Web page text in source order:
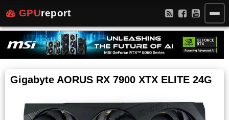
GPUreport
Gigabyte AORUS RX 7900 XTX ELITE 24G